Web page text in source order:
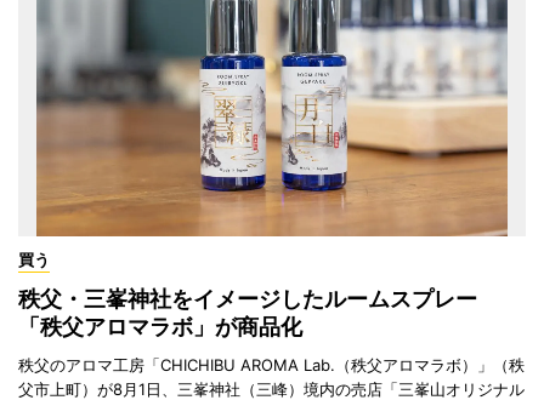
買う
秩父・三峯神社をイメージしたルームスプレー
「秩父アロマラボ」が商品化
秩父のアロマ工房「CHICHIBU AROMA Lab.（秩父アロマラボ）」（秩
父市上町）が8月1日、三峯神社（三峰）境内の売店「三峯山オリジナル